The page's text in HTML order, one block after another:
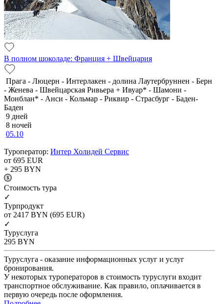
В полном шоколаде: Франция + Швейцария
Прага - Люцерн - Интерлакен - долина Лаутербруннен - Берн
- Женева - Швейцарская Ривьера + Ивуар* - Шамони -
Монблан* - Анси - Кольмар - Риквир - Страсбург - Баден-
Баден
9 дней
8 ночей
05.10
Туроператор: Интер Холидей Сервис
от 695 EUR
+ 295 BYN
Cтоимость тура
✓
Турпродукт
от 2417 BYN (695 EUR)
✓
Туруслуга
295 BYN
Туруслуга - оказание информационных услуг и услуг
бронирования.
У некоторых туроператоров в стоимость туруслуги входит
транспортное обслуживание. Как правило, оплачивается в
первую очередь после оформления.